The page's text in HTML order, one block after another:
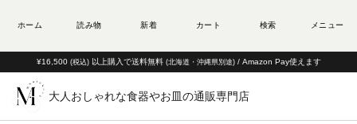
¥16,500 (税込) 以上購入で送料無料 (北海道・沖縄県別途) / Amazon Pay使えます
大人おしゃれな食器やお皿の通販専門店